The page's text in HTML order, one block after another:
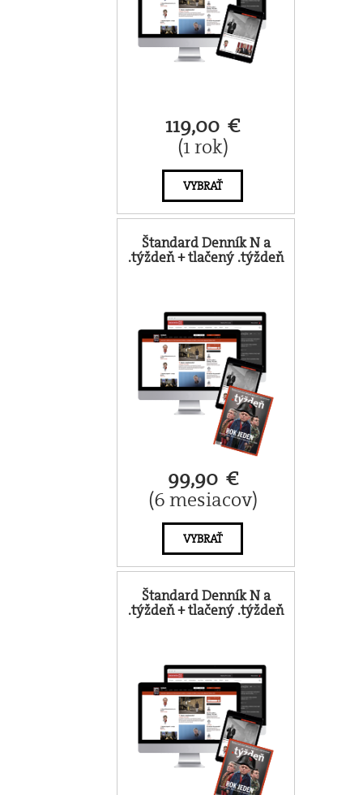
119,00 €
(1 rok)
VYBRAŤ
Štandard Denník N a
.týždeň + tlačený .týždeň
99,90 €
(6 mesiacov)
VYBRAŤ
Štandard Denník N a
.týždeň + tlačený .týždeň